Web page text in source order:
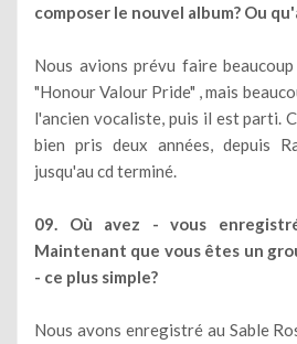
composer le nouvel album? Ou
Nous avions prévu faire
"Honour Valour Pride" , mais
l'ancien vocaliste, puis il est parti.
bien pris deux années, depuis
jusqu'au cd terminé.
09. Où avez - vous
Maintenant que vous êtes un
- ce plus simple?
Nous avons enregistré au Sable